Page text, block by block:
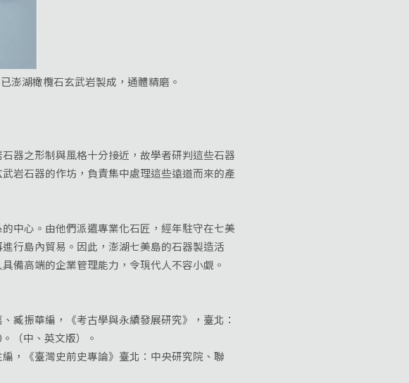
澎湖橄欖石玄武岩製成，通體精磨。
之形制與風格十分接近，故學者研判這些石器
岩石器的作坊，負責集中處理這些遠道而來的產
心。由他們派遣專業化石匠，經年駐守在七美
行島內貿易。因此，澎湖七美島的石器製造活
備高端的企業管理能力，令現代人不容小覷。
臧振華編，《考古學與永續發展研究》，臺北：
（中、英文版）。
，《臺灣史前史專論》臺北：中央研究院、聯